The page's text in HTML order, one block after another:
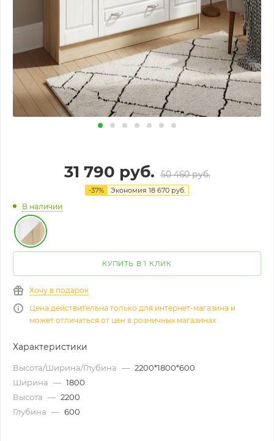
31 790 руб. 50 460руб.
-37% Экономия 18 670 руб.
В наличии
КУПИТЬ В 1 КЛИК
Хочу в подарок
Цена действительна только для интернет-магазина и
может отличаться от цен в розничных магазинах
Характеристики
Высота/Ширина/Глубина — 2200*1800*600
Ширина — 1800
Высота — 2200
Глубина — 600